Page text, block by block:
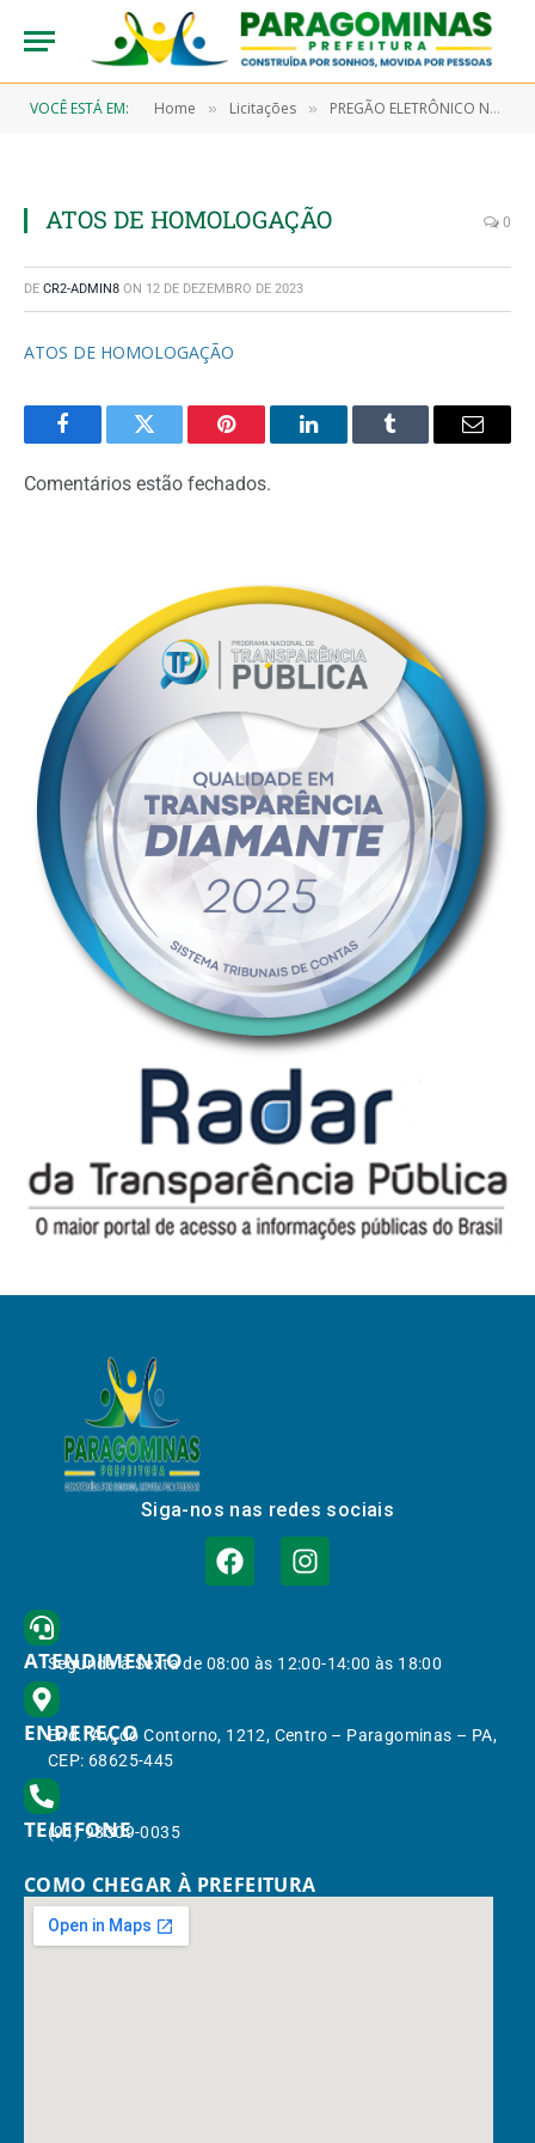
VOCÊ ESTÁ EM: Home » Licitações » PREGÃO ELETRÔNICO N° 9/2022-00085 (CONTRATAÇÃO DE TRANSPORTE COM MOTORISTA, OBJETIVANDO ATENDER A SECRETARIA MUNICIPAL DE SAÚDE E SEUS PROGRAMAS E O HOSPITAL MUNICIPAL DE PARAGOMINAS NA REMOÇÃO DE PACIENTES PARA TRATAMENTO DE URGÊNCIA PARA HOSPITAIS CONVENIADOS AO SUS – SISTEMA ÚNICO DE SAÚDE EM BELÉM/PA E ULIÁNOPOLIS/PA)
ATOS DE HOMOLOGAÇÃO 0
DE CR2-ADMIN8 ON 12 DE DEZEMBRO DE 2023
ATOS DE HOMOLOGAÇÃO
FacebookTwitter Pinterest LinkedInTumblr Email
Comentários estão fechados.
Siga-nos nas redes sociais
ATENDIMENTO
Segunda à Sexta de 08:00 às 12:00-14:00 às 18:00
ENDEREÇO
End.: Av. do Contorno, 1212, Centro – Paragominas – PA,
CEP: 68625-445
TELEFONE
(91) 98309-0035
COMO CHEGAR À PREFEITURA